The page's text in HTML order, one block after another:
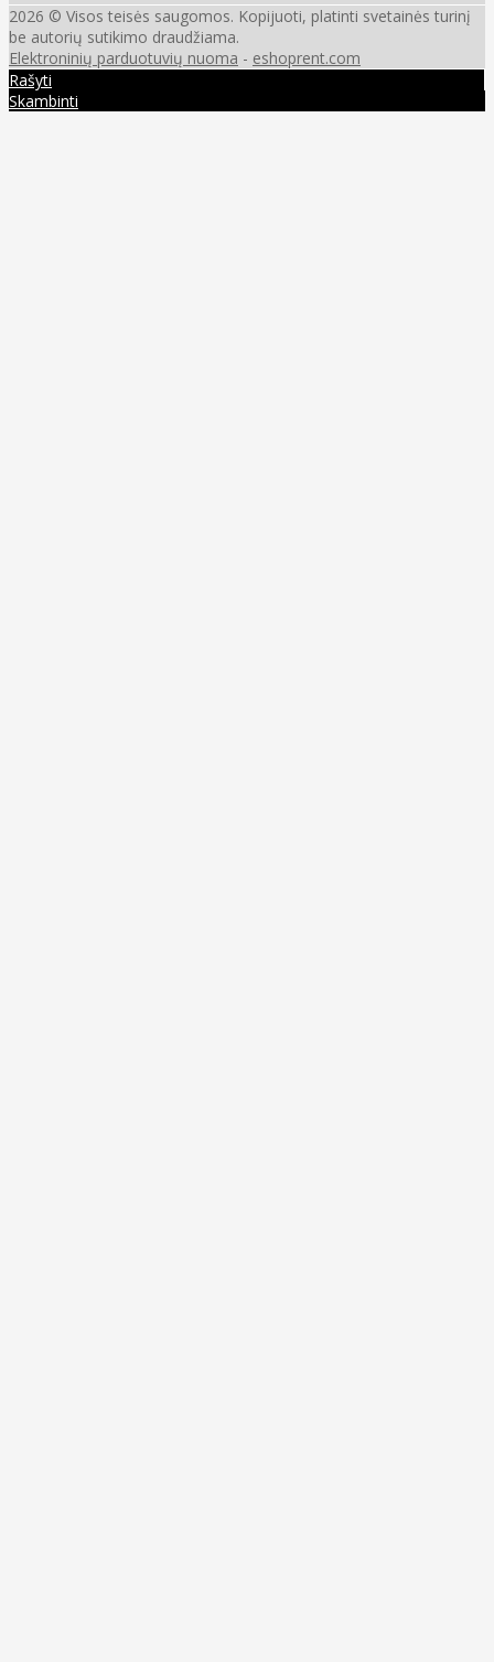
2026 © Visos teisės saugomos. Kopijuoti, platinti svetainės turinį
be autorių sutikimo draudžiama.
Elektroninių parduotuvių nuoma - eshoprent.com
Rašyti
Skambinti